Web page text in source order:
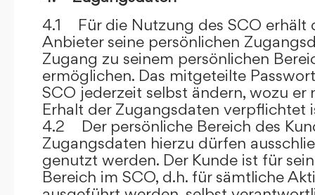
4.1 Für die Nutzung des SCO erhält
Anbieter seine persönlichen
Zugang zu seinem persönlichen
ermöglichen. Das mitgeteilte
SCO jederzeit selbst ändern, wozu er
Erhalt der Zugangsdaten verpflichtet
4.2 Der persönliche Bereich des
Zugangsdaten hierzu dürfen
genutzt werden. Der Kunde ist für
Bereich im SCO, d.h. für sämtliche